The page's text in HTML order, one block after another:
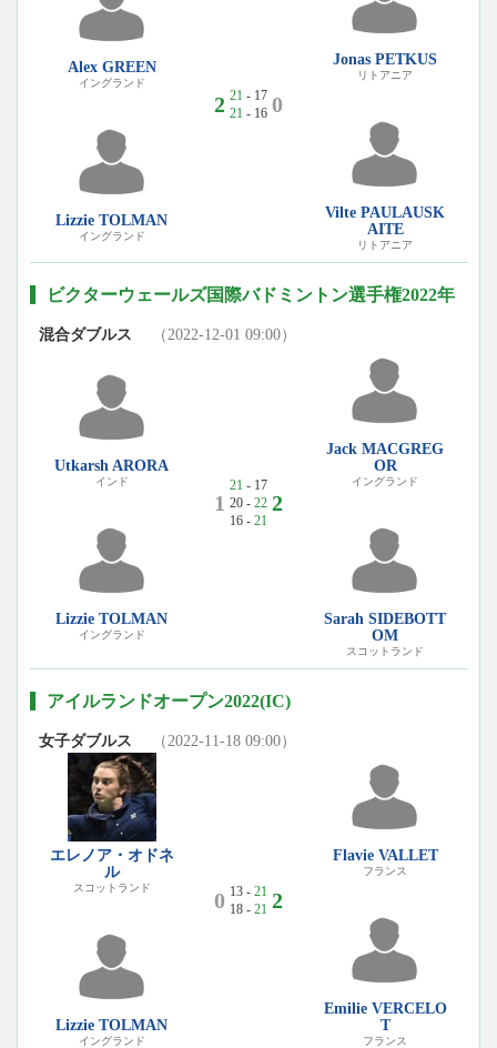
Alex GREEN
イングランド
Lizzie TOLMAN
イングランド
2 21 - 17
21 - 16 0
Jonas PETKUS
リトアニア
Vilte PAULAUSK
AITE
リトアニア
ビクターウェールズ国際バドミントン選手権2022年
混合ダブルス （2022-12-01 09:00）
Utkarsh ARORA
インド
Lizzie TOLMAN
イングランド
1
21 - 17
20 - 22
16 - 21
2
Jack MACGREG
OR
イングランド
Sarah SIDEBOTT
OM
スコットランド
アイルランドオープン2022(IC)
女子ダブルス （2022-11-18 09:00）
エレノア・オドネ
ル
スコットランド
Lizzie TOLMAN
イングランド
0 13 - 21
18 - 21 2
Flavie VALLET
フランス
Emilie VERCELO
T
フランス